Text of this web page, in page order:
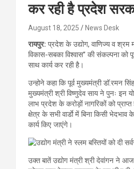
कर रही है प्रदेश
August 18, 2025 News Desk
रायपुर:प्रदेश के उद्योग, वाणिज्य व श्रम
विकास-सबका विश्वास’’ की संकल्पना
साथ कार्य कर रही है।
उन्होने कहा कि पूर्व मुख्यमंत्री डॉ.रमन
मुख्यमंत्री श्री विष्णुदेव साय ने पुनः इन
लाभ प्रदेश के करोड़ों नागरिकों को
क्षेत्र के सभी वार्डाे में बिना किसी
कार्य किए जाएंगे।
उक्त बातें उद्योग मंत्री श्री देवांगन ने